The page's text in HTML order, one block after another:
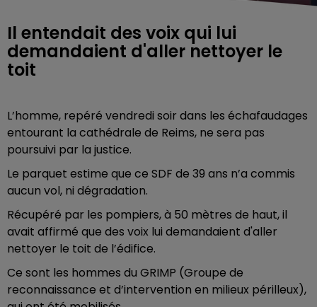
Il entendait des voix qui lui
demandaient d'aller nettoyer le
toit
L’homme, repéré vendredi soir dans les échafaudages
entourant la cathédrale de Reims, ne sera pas
poursuivi par la justice.
Le parquet estime que ce SDF de 39 ans n’a commis
aucun vol, ni dégradation.
Récupéré par les pompiers, à 50 mètres de haut, il
avait affirmé que des voix lui demandaient d'aller
nettoyer le toit de l’édifice.
Ce sont les hommes du GRIMP (Groupe de
reconnaissance et d’intervention en milieux périlleux),